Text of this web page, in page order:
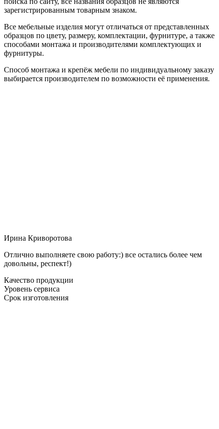
зарегистрированным товарным знаком.
Все мебельные изделия могут отличаться от представленных
образцов по цвету, размеру, комплектации, фурнитуре, а также
способами монтажа и производителями комплектующих и
фурнитуры.
Способ монтажа и крепёж мебели по индивидуальному заказу
выбирается производителем по возможности её применения.
Ирина Криворотова
Отлично выполняете свою работу:) все остались более чем
довольны, респект!)
Качество продукции
Уровень сервиса
Срок изготовления